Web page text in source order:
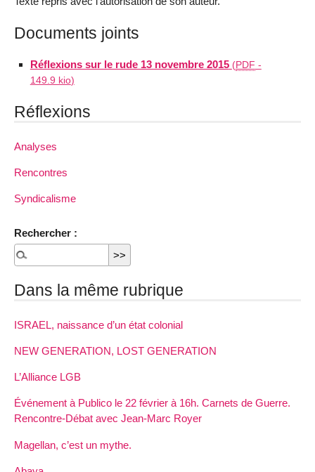
Documents joints
Réflexions sur le rude 13 novembre 2015 (PDF -
149.9 kio)
Réflexions
Analyses
Rencontres
Syndicalisme
Rechercher :
Dans la même rubrique
ISRAEL, naissance d’un état colonial
NEW GENERATION, LOST GENERATION
L’Alliance LGB
Événement à Publico le 22 février à 16h. Carnets de Guerre.
Rencontre-Débat avec Jean-Marc Royer
Magellan, c’est un mythe.